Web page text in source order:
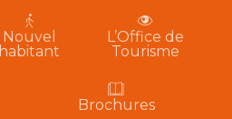
Nouvel
habitant
L’Office de
Tourisme
Brochures